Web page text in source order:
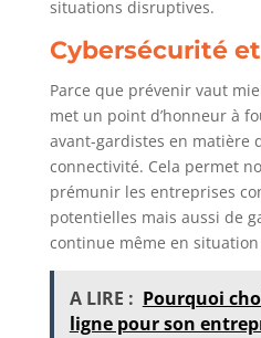
situations disruptives.
Cybersécurité
Parce que prévenir vaut
met un point d’honneur à
avant-gardistes en matière
connectivité. Cela permet
prémunir les entreprises
potentielles mais aussi de
continue même en
A LIRE : Pourquoi
ligne pour son